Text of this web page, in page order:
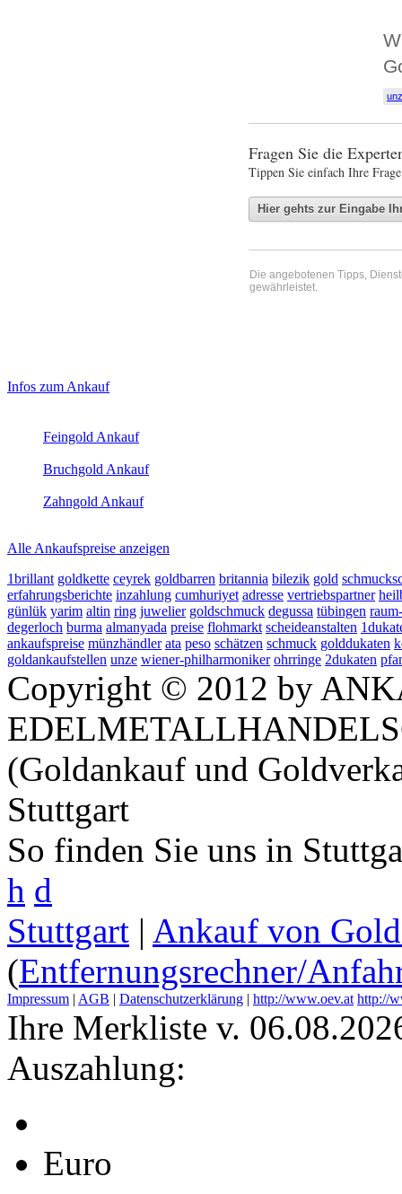
Fragen Sie die
Tippen Sie einfach Ihre
Die angebotenen Tipps,
gewährleistet.
Sidebar
Infos zum Ankauf
Feingold Ankauf
Bruchgold Ankauf
Zahngold Ankauf
Alle Ankaufspreise anzeigen
1brillant goldkette ceyrek goldbarren britannia bilezik gold
erfahrungsberichte inzahlung cumhuriyet adresse vertriebspartner
günlük yarim altin ring juwelier goldschmuck degussa tübingen
degerloch burma almanyada preise flohmarkt scheideanstalten
ankaufspreise münzhändler ata peso schätzen schmuck golddukaten
goldankaufstellen unze wiener-philharmoniker ohrringe 2dukaten
Copyright © 2012 by
(Goldankauf und
Stuttgart
So finden Sie uns in
h d
Stuttgart | Ankauf von
(Entfernungsrechner/
Impressum | AGB | Datenschutzerklärung | http://www.oev.at http://
Ihre Merkliste v.
Auszahlung:
Euro